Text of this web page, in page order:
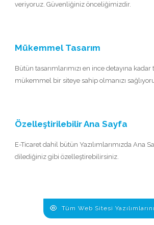
veriyoruz. Güvenliğiniz önceliğimizdir.
Mükemmel Tasarım
Bütün tasarımlarımızı en ince detayına kadar
mükemmel bir siteye sahip olmanızı
Özelleştirilebilir Ana Sayfa
E-Ticaret dahil bütün Yazılımlarımızda Ana
dilediğiniz gibi özelleştirebilirsiniz.
Tüm Web Sitesi